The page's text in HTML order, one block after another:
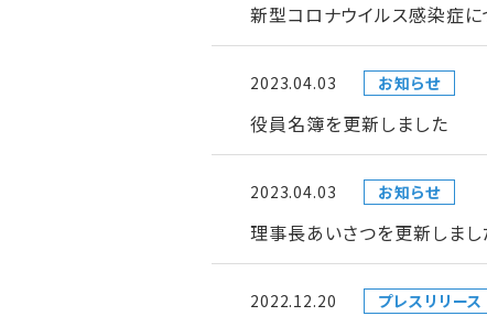
新型コロナウイルス感染症に
2023.04.03 お知らせ
役員名簿を更新しました
2023.04.03 お知らせ
理事長あいさつを更新しまし
2022.12.20 プレスリリース